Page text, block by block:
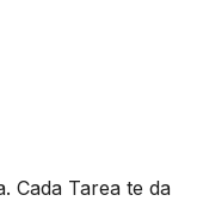
Cada Tarea te da